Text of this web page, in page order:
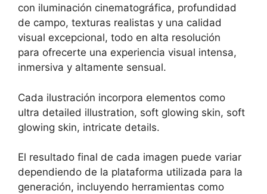
con iluminación cinematográfica, profundidad
de campo, texturas realistas y una calidad
visual excepcional, todo en alta resolución
para ofrecerte una experiencia visual intensa,
inmersiva y altamente sensual.
Cada ilustración incorpora elementos como
ultra detailed illustration, soft glowing skin, soft
glowing skin, intricate details.
El resultado final de cada imagen puede variar
dependiendo de la plataforma utilizada para la
generación, incluyendo herramientas como